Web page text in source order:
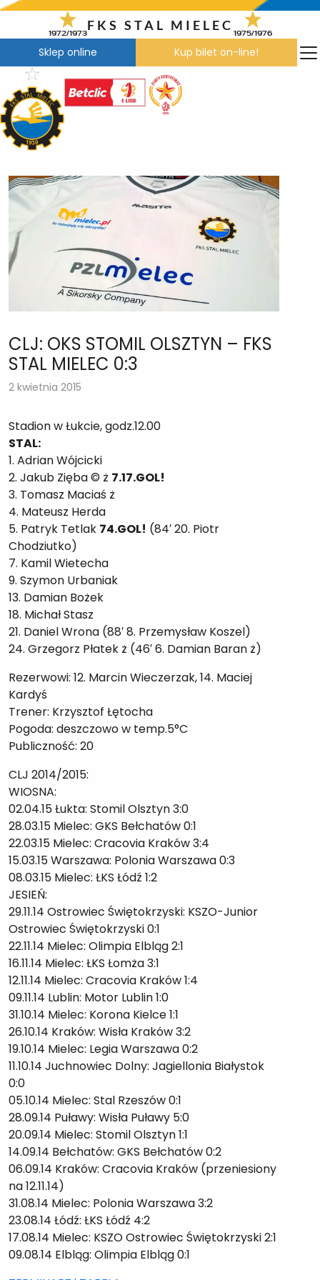
Przejdź
treści
1972/1973
FKS STAL MIELEC
1975/1976
Sklep online Kup bilet on-line!
CLJ: OKS STOMIL OLSZTYN – FKS
STAL MIELEC 0:3
2 kwietnia 2015
Stadion w Łukcie, godz.12.00
STAL:
1. Adrian Wójcicki
2. Jakub Zięba © ż 7.17.GOL!
3. Tomasz Maciaś ż
4. Mateusz Herda
5. Patryk Tetlak 74.GOL! (84′ 20. Piotr
Chodziutko)
7. Kamil Wietecha
9. Szymon Urbaniak
13. Damian Bożek
18. Michał Stasz
21. Daniel Wrona (88′ 8. Przemysław Koszel)
24. Grzegorz Płatek ż (46′ 6. Damian Baran ż)
Rezerwowi: 12. Marcin Wieczerzak, 14. Maciej
Kardyś
Trener: Krzysztof Łętocha
Pogoda: deszczowo w temp.5°C
Publiczność: 20
CLJ 2014/2015:
WIOSNA:
02.04.15 Łukta: Stomil Olsztyn 3:0
28.03.15 Mielec: GKS Bełchatów 0:1
22.03.15 Mielec: Cracovia Kraków 3:4
15.03.15 Warszawa: Polonia Warszawa 0:3
08.03.15 Mielec: ŁKS Łódź 1:2
JESIEŃ:
29.11.14 Ostrowiec Świętokrzyski: KSZO-Junior
Ostrowiec Świętokrzyski 0:1
22.11.14 Mielec: Olimpia Elbląg 2:1
16.11.14 Mielec: ŁKS Łomża 3:1
12.11.14 Mielec: Cracovia Kraków 1:4
09.11.14 Lublin: Motor Lublin 1:0
31.10.14 Mielec: Korona Kielce 1:1
26.10.14 Kraków: Wisła Kraków 3:2
19.10.14 Mielec: Legia Warszawa 0:2
11.10.14 Juchnowiec Dolny: Jagiellonia Białystok
0:0
05.10.14 Mielec: Stal Rzeszów 0:1
28.09.14 Puławy: Wisła Puławy 5:0
20.09.14 Mielec: Stomil Olsztyn 1:1
14.09.14 Bełchatów: GKS Bełchatów 0:2
06.09.14 Kraków: Cracovia Kraków (przeniesiony
na 12.11.14)
31.08.14 Mielec: Polonia Warszawa 3:2
23.08.14 Łódź: ŁKS Łódź 4:2
17.08.14 Mielec: KSZO Ostrowiec Świętokrzyski 2:1
09.08.14 Elbląg: Olimpia Elbląg 0:1